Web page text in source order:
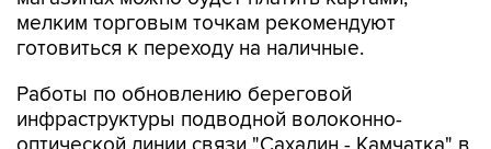
Работы по обновлению береговой
оптической линии связи "Сахалин - Камчатка" в
Усть-Большерецком округе планировали